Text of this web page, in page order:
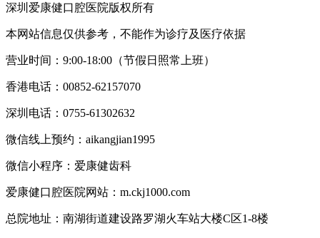
深圳爱康健口腔医院版权所有
本网站信息仅供参考，不能作为诊疗及医疗依据
营业时间：9:00-18:00（节假日照常上班）
香港电话：00852-62157070
深圳电话：0755-61302632
微信线上预约：aikangjian1995
微信小程序：爱康健齿科
爱康健口腔医院网站：m.ckj1000.com
总院地址：南湖街道建设路罗湖火车站大楼C区1-8楼